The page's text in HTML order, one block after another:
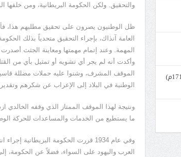
والتحقيق. ولكن الحكومة البريطانية، ومن خلفها
ظل الوطنيون يصرون على تحقيق مطلبهم هذا،
العامة آنذاك، بإجراء التحقيق متحدياً بذلك
المهمة. وعند إتمام مهمتها ومعاينة الجثث أصدرت
وأكدت أنه لم يجر أي تشويه أو تمثيل بأي من
الموقف المشرف، وشنوا عليه حملات مضللة
الوطنية في البلاد إلى الإعراب عن شكرهم
ونتيجة لهذا الموقف الممتاز الذي وقفه الخالدي
ما يستطيع من الخدمات والمساعدات للحركة
وفي عام 1934 قررت الحكومة
العرب واليهود على السواء، فضلاً عن الحكومة،